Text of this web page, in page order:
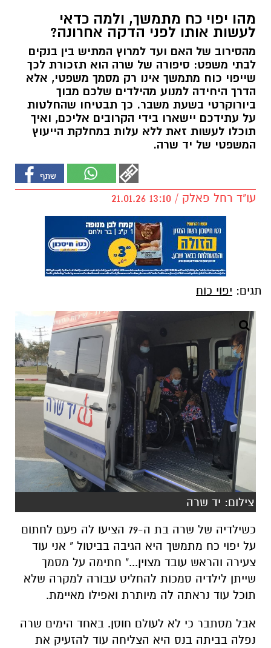
מהו יפוי כח מתמשך, ולמה כדאי
לעשות אותו לפני הדקה אחרונה?
מהסירוב של האם ועד למרוץ המתיש בין בנקים
לבתי משפט: סיפורה של שרה הוא תזכורת לכך
שייפוי כוח מתמשך אינו רק מסמך משפטי, אלא
הדרך היחידה למנוע מהילדים שלכם מבוך
ביורוקרטי בשעת משבר. כך תבטיחו שהחלטות
על עתידכם יישארו בידי הקרובים אליכם, ואיך
תוכלו לעשות זאת ללא עלות במחלקת הייעוץ
המשפטי של יד שרה.
עו"ד רחל פאלק / 13:10 21.01.26
תגים: יפוי כוח
צילום: יד שרה
כשילדיה של שרה בת ה-79 הציעו לה פעם לחתום
על יפוי כח מתמשך היא הגיבה בביטול " אני עוד
צעירה והראש עובד מצוין..." חתימה על מסמך
שייתן לילדיה סמכות להחליט עבורה למקרה שלא
תוכל עוד נראתה לה מיותרת ואפילו מאיימת.
אבל מסתבר כי לא לעולם חוסן. באחד הימים שרה
נפלה בביתה בנס היא הצליחה עוד להזעיק את